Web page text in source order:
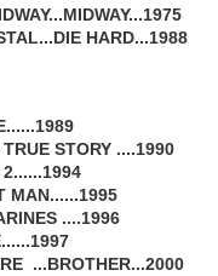
HARD...1988
STORY ....1990
MAN......1995
....1996
...BROTHER...2000